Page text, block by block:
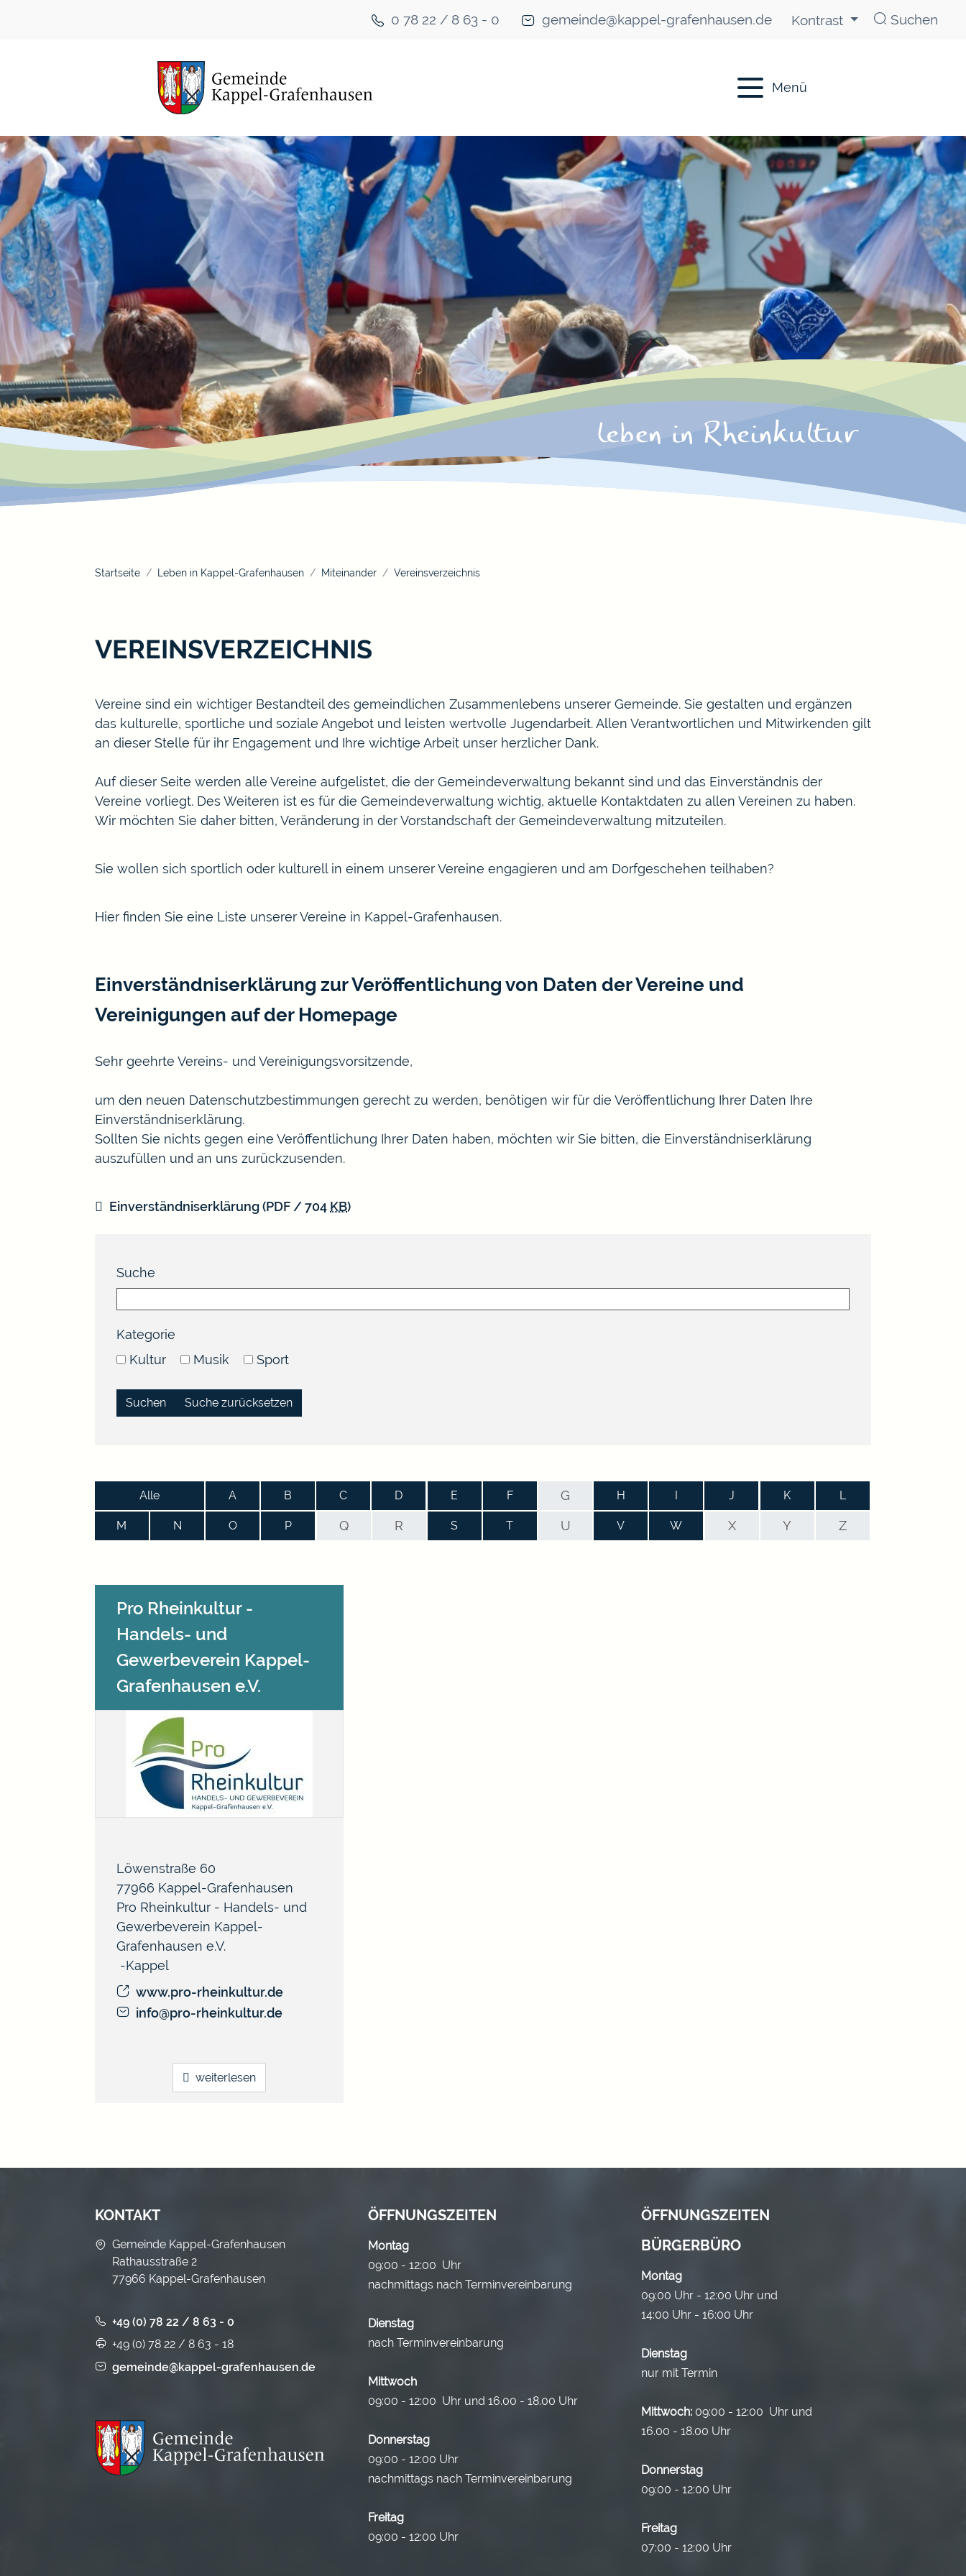
0 78 22 / 8 63 - 0 gemeinde@kappel-grafenhausen.de Kontrast Suchen
Menü
Startseite Leben in Kappel-Grafenhausen Miteinander Vereinsverzeichnis
VEREINSVERZEICHNIS
Vereine sind ein wichtiger Bestandteil des gemeindlichen Zusammenlebens unserer Gemeinde. Sie gestalten und ergänzen
das kulturelle, sportliche und soziale Angebot und leisten wertvolle Jugendarbeit. Allen Verantwortlichen und Mitwirkenden gilt
an dieser Stelle für ihr Engagement und Ihre wichtige Arbeit unser herzlicher Dank.
Auf dieser Seite werden alle Vereine aufgelistet, die der Gemeindeverwaltung bekannt sind und das Einverständnis der
Vereine vorliegt. Des Weiteren ist es für die Gemeindeverwaltung wichtig, aktuelle Kontaktdaten zu allen Vereinen zu haben.
Wir möchten Sie daher bitten, Veränderung in der Vorstandschaft der Gemeindeverwaltung mitzuteilen.
Sie wollen sich sportlich oder kulturell in einem unserer Vereine engagieren und am Dorfgeschehen teilhaben?
Hier finden Sie eine Liste unserer Vereine in Kappel-Grafenhausen.
Einverständniserklärung zur Veröffentlichung von Daten der Vereine und
Vereinigungen auf der Homepage
Sehr geehrte Vereins- und Vereinigungsvorsitzende,
um den neuen Datenschutzbestimmungen gerecht zu werden, benötigen wir für die Veröffentlichung Ihrer Daten Ihre
Einverständniserklärung.
Sollten Sie nichts gegen eine Veröffentlichung Ihrer Daten haben, möchten wir Sie bitten, die Einverständniserklärung
auszufüllen und an uns zurückzusenden.
Einverständniserklärung(PDF / 704 KB)
Suche
Kategorie
Kultur
Musik Sport
Suche zurücksetzen
Alle A B C D E F G H I J K L
M N O P Q R S T U V W X Y Z
Pro Rheinkultur -
Handels- und
Gewerbeverein Kappel-
Grafenhausen e.V.
Pro Rheinkultur - Handels- und
Gewerbeverein Kappel-
Grafenhausen e.V.
Kappel
Löwenstraße 60
77966 Kappel-Grafenhausen
www.pro-rheinkultur.de
info@pro-rheinkultur.de
weiterlesen
KONTAKT
Gemeinde Kappel-Grafenhausen
Rathausstraße 2
77966 Kappel-Grafenhausen
+49 (0) 78 22 / 8 63 - 0
+49 (0) 78 22 / 8 63 - 18
gemeinde@kappel-grafenhausen.de
ÖFFNUNGSZEITEN
Montag
09:00 - 12:00 Uhr
nachmittags nach Terminvereinbarung
Dienstag
nach Terminvereinbarung
Mittwoch
09:00 - 12:00 Uhr und 16.00 - 18.00 Uhr
Donnerstag
09:00 - 12:00 Uhr
nachmittags nach Terminvereinbarung
Freitag
09:00 - 12:00 Uhr
ÖFFNUNGSZEITEN
BÜRGERBÜRO
Montag
09:00 Uhr - 12:00 Uhr und
14:00 Uhr - 16:00 Uhr
Dienstag
nur mit Termin
Mittwoch: 09:00 - 12:00 Uhr und
16.00 - 18.00 Uhr
Donnerstag
09:00 - 12:00 Uhr
Freitag
07:00 - 12:00 Uhr